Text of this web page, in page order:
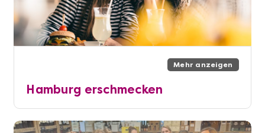
Mehr anzeigen
Hamburg erschmecken